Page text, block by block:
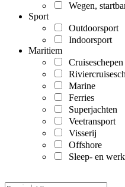
Wegen,
Sport
Outdoorsport
Indoorsport
Maritiem
Cruiseschepen
Marine
Ferries
Superjachten
Veetransport
Visserij
Offshore
Sleep- en